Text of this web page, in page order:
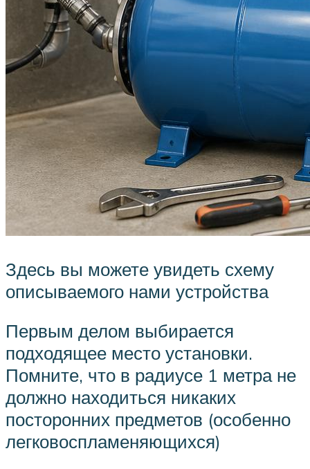
Здесь вы можете увидеть схему
описываемого нами устройства
Первым делом выбирается
подходящее место установки.
Помните, что в радиусе 1 метра не
должно находиться никаких
посторонних предметов (особенно
легковоспламеняющихся)